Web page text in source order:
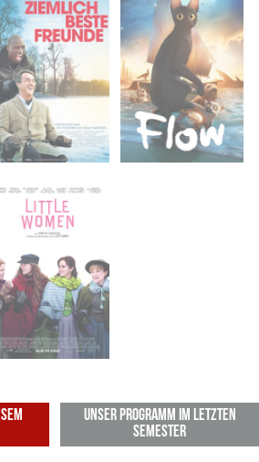
Mo. 15.06.2026
20:00
Hörsaal 2 - FSU
Mo. 22.06.2026
20:00
Hörsaal 2 - FSU
20:00
Hörsaal 2 - FSU
Unser Programm im letzten
Semester